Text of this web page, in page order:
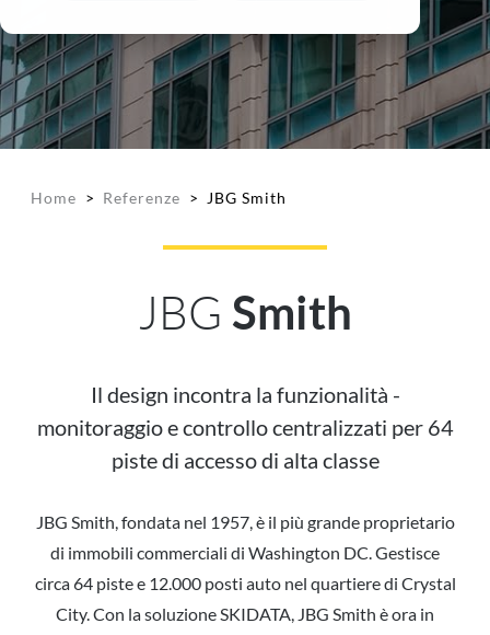
Home > Referenze > JBG Smith
JBG Smith
Il design incontra la funzionalità -
monitoraggio e controllo centralizzati per 64
piste di accesso di alta classe
JBG Smith, fondata nel 1957, è il più grande proprietario
di immobili commerciali di Washington DC. Gestisce
circa 64 piste e 12.000 posti auto nel quartiere di Crystal
City. Con la soluzione SKIDATA, JBG Smith è ora in